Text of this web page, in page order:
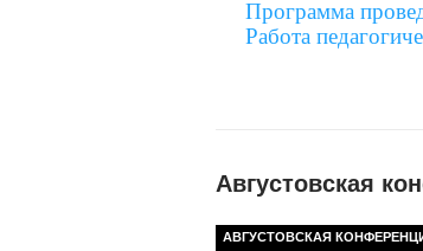
Программа
Работа
Августовская
АВГУСТОВСКАЯ